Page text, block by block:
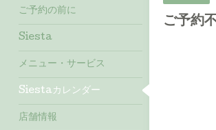
ご予約
ご予約の前に
Siesta
メニュー・サービス
Siestaカレンダー
店舗情報